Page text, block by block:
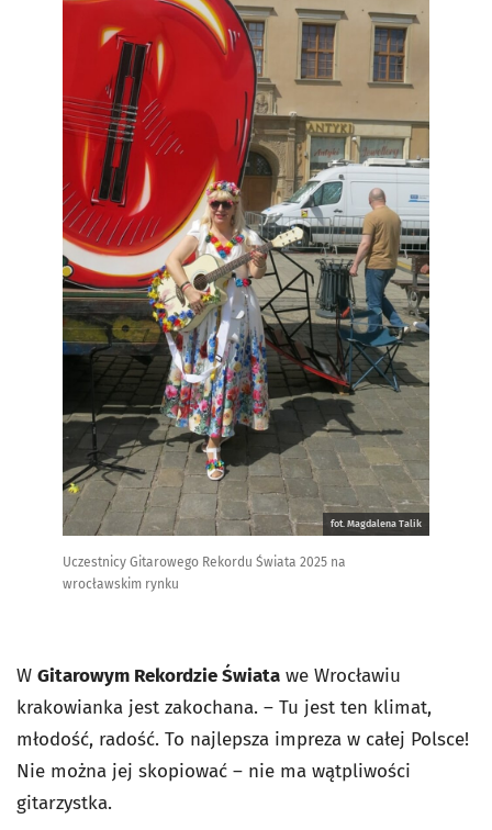
fot. Magdalena Talik
Uczestnicy Gitarowego Rekordu Świata 2025 na
wrocławskim rynku
W Gitarowym Rekordzie Świata we Wrocławiu
krakowianka jest zakochana. – Tu jest ten klimat,
młodość, radość. To najlepsza impreza w całej Polsce!
Nie można jej skopiować – nie ma wątpliwości
gitarzystka.